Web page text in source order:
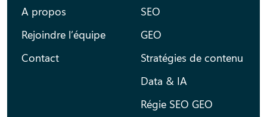
A propos
Rejoindre l’équipe
Contact
SEO
GEO
Stratégies de contenu
Data & IA
Régie SEO GEO